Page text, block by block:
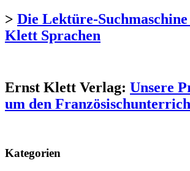
> Die Lektüre-
Klett Sprachen
Ernst Klett Verlag: Unsere
um den
Kategorien